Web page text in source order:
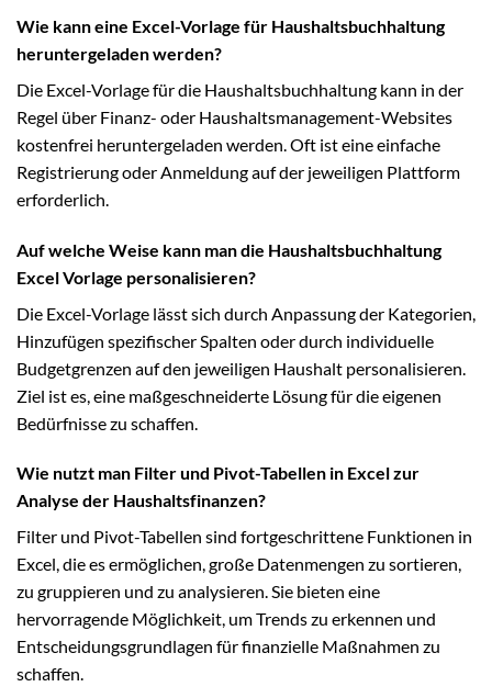
Wie kann eine Excel-Vorlage für Haushaltsbuchhaltung
heruntergeladen werden?
Die Excel-Vorlage für die Haushaltsbuchhaltung kann in der
Regel über Finanz- oder Haushaltsmanagement-Websites
kostenfrei heruntergeladen werden. Oft ist eine einfache
Registrierung oder Anmeldung auf der jeweiligen Plattform
erforderlich.
Auf welche Weise kann man die Haushaltsbuchhaltung
Excel Vorlage personalisieren?
Die Excel-Vorlage lässt sich durch Anpassung der Kategorien,
Hinzufügen spezifischer Spalten oder durch individuelle
Budgetgrenzen auf den jeweiligen Haushalt personalisieren.
Ziel ist es, eine maßgeschneiderte Lösung für die eigenen
Bedürfnisse zu schaffen.
Wie nutzt man Filter und Pivot-Tabellen in Excel zur
Analyse der Haushaltsfinanzen?
Filter und Pivot-Tabellen sind fortgeschrittene Funktionen in
Excel, die es ermöglichen, große Datenmengen zu sortieren,
zu gruppieren und zu analysieren. Sie bieten eine
hervorragende Möglichkeit, um Trends zu erkennen und
Entscheidungsgrundlagen für finanzielle Maßnahmen zu
schaffen.